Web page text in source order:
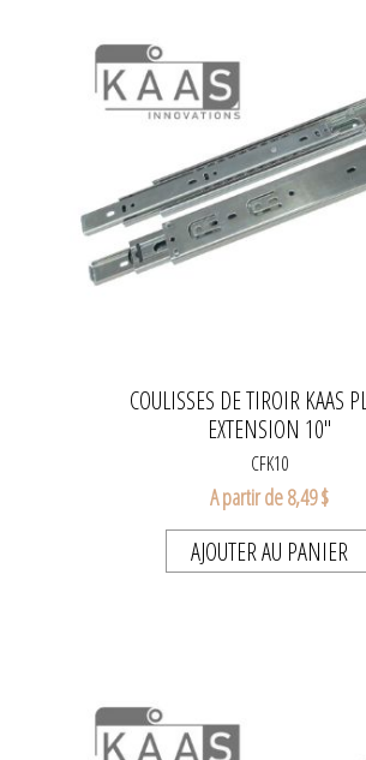
COULISSES DE TIROIR KAAS
EXTENSION 10"
CFK10
A partir de 8,49 $
AJOUTER AU PANIER